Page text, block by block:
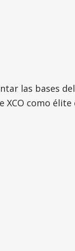
las bases
como élite